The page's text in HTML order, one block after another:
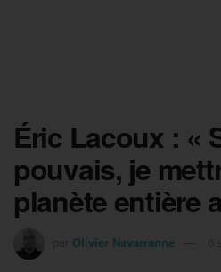
Éric Lacoux : «
pouvais, je
planète entière
Olivier Navarranne